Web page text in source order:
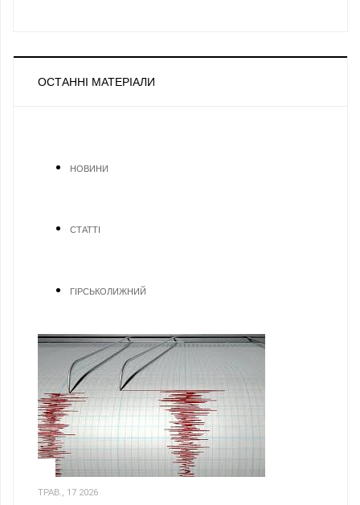
ОСТАННІ МАТЕРІАЛИ
НОВИНИ
СТАТТІ
ГІРСЬКОЛИЖНИЙ
ТРАВ., 17 2026